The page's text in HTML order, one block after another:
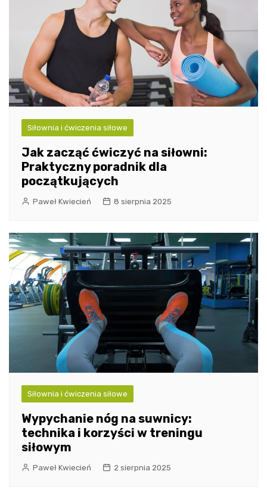
Siłownia i ćwiczenia siłowe
Jak zacząć ćwiczyć na siłowni:
Praktyczny poradnik dla
początkujących
Paweł Kwiecień 8 sierpnia 2025
Siłownia i ćwiczenia siłowe
Wypychanie nóg na suwnicy:
technika i korzyści w treningu
siłowym
Paweł Kwiecień 2 sierpnia 2025